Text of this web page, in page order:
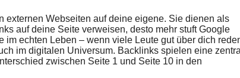
externen Webseiten auf deine eigene. Sie dienen als
auf deine Seite verweisen, desto mehr stuft Google
echten Leben – wenn viele Leute gut über dich
im digitalen Universum. Backlinks spielen eine
zwischen Seite 1 und Seite 10 in den